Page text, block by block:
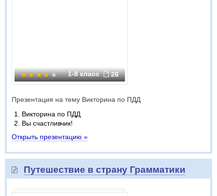
1-8 класс 26
Презентация на тему Викторина по ПДД
Викторина по ПДД
Вы счастливчик!
Открыть презентацию »
Путешествие в страну Грамматики